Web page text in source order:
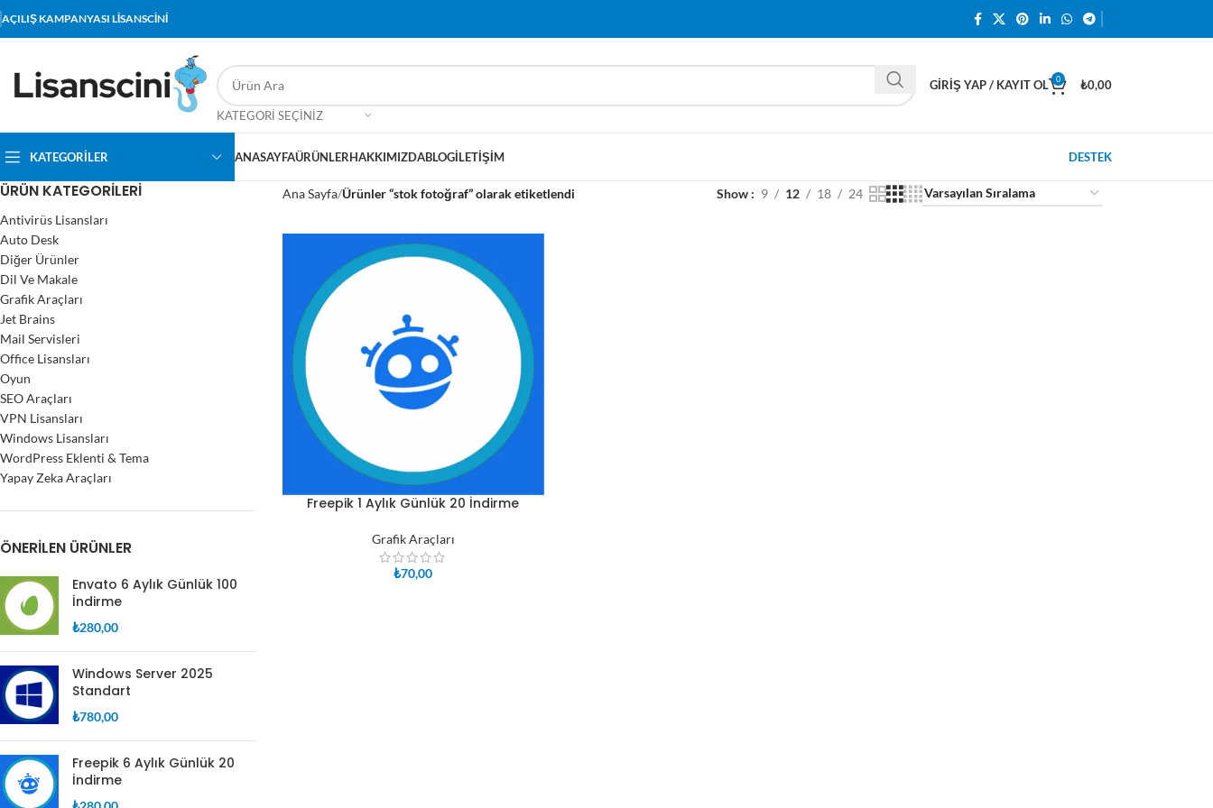
AÇILIŞ KAMPANYASI LİSANSCİNİ
KATEGORI SEÇINIZ
GIRIŞ YAP / KAYIT OL 0 ₺0,00
KATEGORİLER ANASAYFAÜRÜNLERHAKKIMIZDABLOGİLETIŞIM DESTEK
ÜRÜN KATEGORILERI
Antivirüs Lisansları
Auto Desk
Diğer Ürünler
Dil Ve Makale
Grafik Araçları
Jet Brains
Mail Servisleri
Office Lisansları
Oyun
SEO Araçları
VPN Lisansları
Windows Lisansları
WordPress Eklenti & Tema
Yapay Zeka Araçları
ÖNERILEN ÜRÜNLER
Envato 6 Aylık Günlük 100
İndirme
₺280,00
Windows Server 2025
Standart
₺780,00
Freepik 6 Aylık Günlük 20
İndirme
Ana Sayfa Ürünler “stok fotoğraf” olarak etiketlendi Show 9 12 18 24
SEPETE EKLE
Freepik 1 Aylık Günlük 20 İndirme
Grafik Araçları
₺70,00